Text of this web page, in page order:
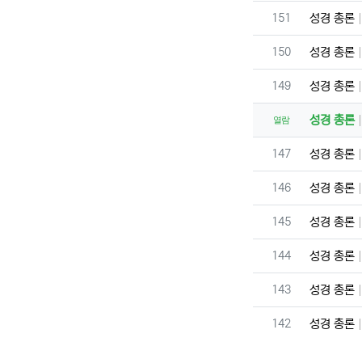
번호
151 성경 총론
번호
150 성경 총론
번호
149 성경 총론
열람 성경 총론
번호
147 성경 총론
번호
146 성경 총론
번호
145 성경 총론
번호
144 성경 총론
번호
143 성경 총론
번호
142 성경 총론